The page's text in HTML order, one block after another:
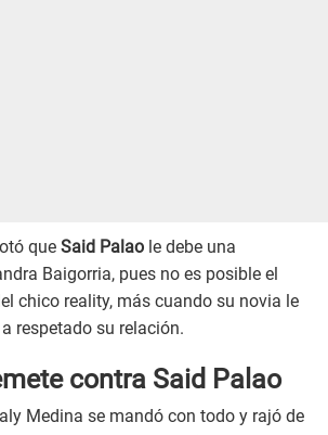
que Said Palao le debe una
Baigorria, pues no es posible el
chico reality, más cuando su novia le
respetado su relación.
contra Said Palao
Medina se mandó con todo y rajó de